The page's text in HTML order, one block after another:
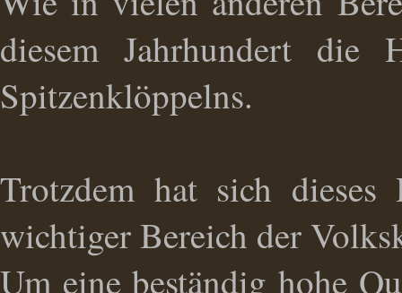
diesem Jahrhundert die
Spitzenklöppelns.
Trotzdem hat sich
wichtiger Bereich der
Um eine beständig hohe